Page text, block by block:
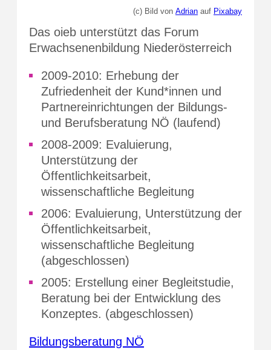
(c) Bild von Adrian auf Pixabay
Das oieb unterstützt das Forum
Erwachsenenbildung Niederösterreich
2009-2010: Erhebung der
Zufriedenheit der Kund*innen und
Partnereinrichtungen der Bildungs-
und Berufsberatung NÖ (laufend)
2008-2009: Evaluierung,
Unterstützung der
Öffentlichkeitsarbeit,
wissenschaftliche Begleitung
2006: Evaluierung, Unterstützung der
Öffentlichkeitsarbeit,
wissenschaftliche Begleitung
(abgeschlossen)
2005: Erstellung einer Begleitstudie,
Beratung bei der Entwicklung des
Konzeptes. (abgeschlossen)
Bildungsberatung NÖ